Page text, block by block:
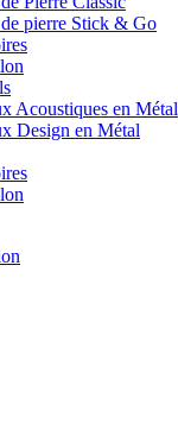
pierre Stick & Go
Acoustiques en Métal
Design en Métal